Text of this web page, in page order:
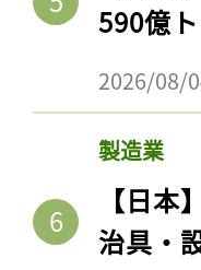
590億
2026/08/
製造業
【日
治具・